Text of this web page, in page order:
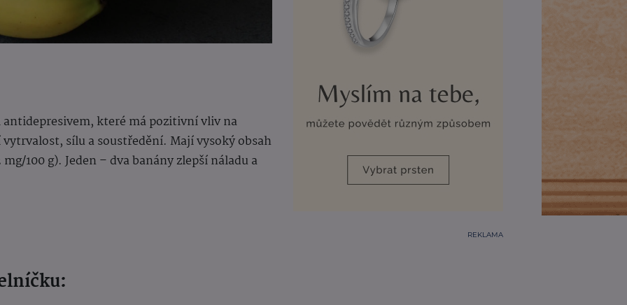
které má pozitivní vliv na
sílu a soustředění. Mají vysoký obsah
100 g). Jeden – dva banány zlepší náladu a
REKLAMA